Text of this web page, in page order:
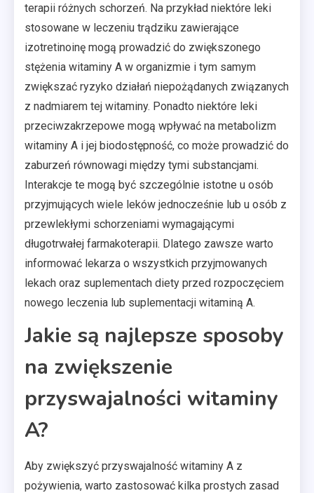
terapii różnych schorzeń. Na przykład niektóre leki
stosowane w leczeniu trądziku zawierające
izotretinoinę mogą prowadzić do zwiększonego
stężenia witaminy A w organizmie i tym samym
zwiększać ryzyko działań niepożądanych związanych
z nadmiarem tej witaminy. Ponadto niektóre leki
przeciwzakrzepowe mogą wpływać na metabolizm
witaminy A i jej biodostępność, co może prowadzić do
zaburzeń równowagi między tymi substancjami.
Interakcje te mogą być szczególnie istotne u osób
przyjmujących wiele leków jednocześnie lub u osób z
przewlekłymi schorzeniami wymagającymi
długotrwałej farmakoterapii. Dlatego zawsze warto
informować lekarza o wszystkich przyjmowanych
lekach oraz suplementach diety przed rozpoczęciem
nowego leczenia lub suplementacji witaminą A.
Jakie są najlepsze sposoby
na zwiększenie
przyswajalności witaminy
A?
Aby zwiększyć przyswajalność witaminy A z
pożywienia, warto zastosować kilka prostych zasad